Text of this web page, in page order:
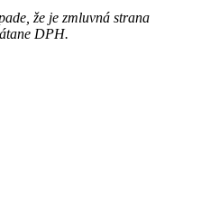
že je zmluvná strana
DPH.